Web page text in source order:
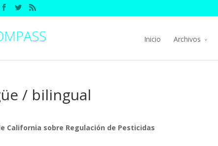
Inicio Archivos
/ bilingual
California sobre Regulación de Pesticidas